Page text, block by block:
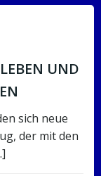
UND
sich neue
der mit den